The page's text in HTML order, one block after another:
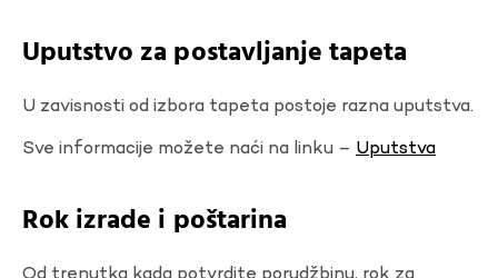
Uputstvo za postavljanje tapeta
U zavisnosti od izbora tapeta postoje razna uputstva.
Sve informacije možete naći na linku – Uputstva
Rok izrade i poštarina